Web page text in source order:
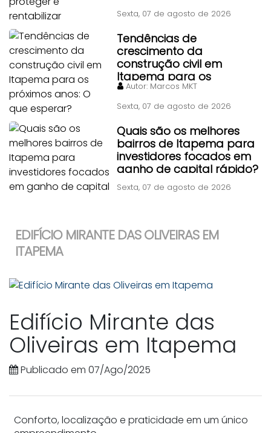
Sexta, 07 de agosto de 2026
Tendências de
crescimento da
construção civil em
Itapema para os
próximos anos: O que
esperar?
Autor: Marcos MKT
Sexta, 07 de agosto de 2026
Quais são os melhores
bairros de Itapema para
investidores focados em
ganho de capital rápido?
Sexta, 07 de agosto de 2026
EDIFÍCIO MIRANTE DAS OLIVEIRAS EM
ITAPEMA
Edifício Mirante das
Oliveiras em Itapema
Publicado em 07/Ago/2025
Conforto, localização e praticidade em um único